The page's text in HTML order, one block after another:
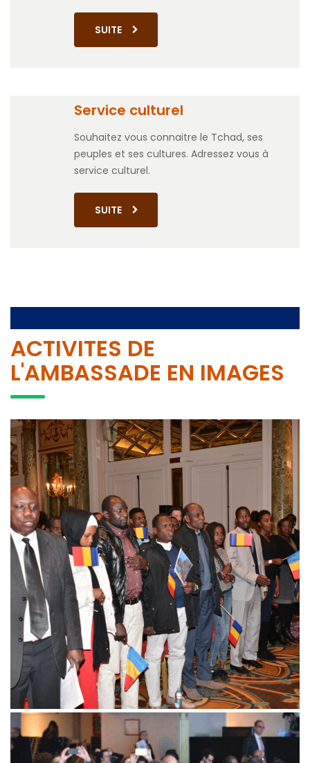
SUITE
Service culturel
Souhaitez vous connaitre le Tchad, ses
peuples et ses cultures. Adressez vous à
service culturel.
SUITE
ACTIVITES DE
L'AMBASSADE EN IMAGES